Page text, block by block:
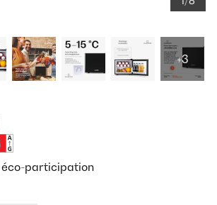
+3
éco-participation